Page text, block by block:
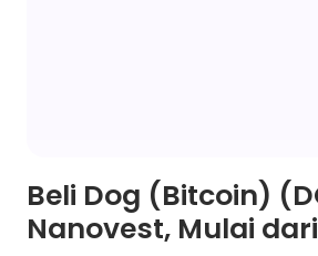
Beli Dog (Bitcoin)
Nanovest, Mulai